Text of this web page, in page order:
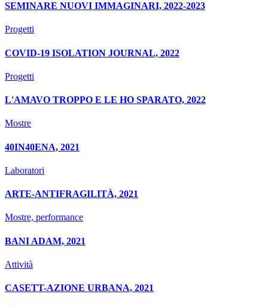
SEMINARE NUOVI IMMAGINARI, 2022-2023
Progetti
COVID-19 ISOLATION JOURNAL, 2022
Progetti
L'AMAVO TROPPO E LE HO SPARATO, 2022
Mostre
40IN40ENA, 2021
Laboratori
ARTE-ANTIFRAGILITÀ, 2021
Mostre, performance
BANI ADAM, 2021
Attività
CASETT-AZIONE URBANA, 2021